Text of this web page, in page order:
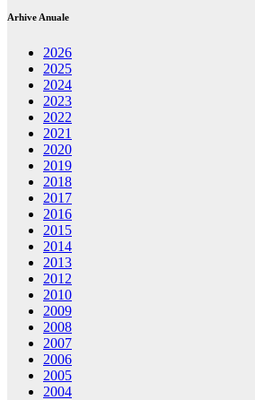
Arhive Anuale
2026
2025
2024
2023
2022
2021
2020
2019
2018
2017
2016
2015
2014
2013
2012
2010
2009
2008
2007
2006
2005
2004